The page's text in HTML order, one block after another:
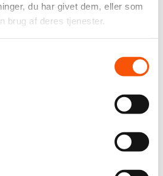
du har givet dem, eller som
brug af deres tjenester.